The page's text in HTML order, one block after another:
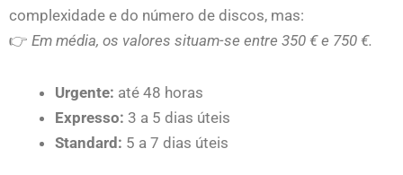
complexidade e do número de discos, mas:
👉 Em média, os valores situam-se entre 350 € e 750 €.
Urgente: até 48 horas
Expresso: 3 a 5 dias úteis
Standard: 5 a 7 dias úteis